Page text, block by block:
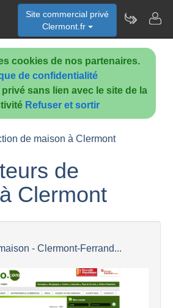
cookies de nos partenaires.
de confidentialité
sans lien avec le site de la
Refuser et sortir
Site commercial privé
Clermont.fr
de maison à Clermont
de
Clermont
- Clermont-Ferrand...